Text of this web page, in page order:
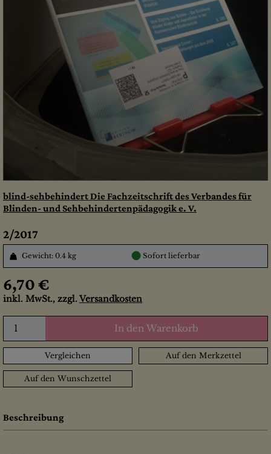
blind-sehbehindert Die Fachzeitschrift des Verbandes für
Blinden- und Sehbehindertenpädagogik e. V.
2/2017
Gewicht: 0.4 kg ● Sofort lieferbar
6,70 €
inkl. MwSt., zzgl. Versandkosten
In den Warenkorb
Vergleichen Auf den Merkzettel
Auf den Wunschzettel
Beschreibung